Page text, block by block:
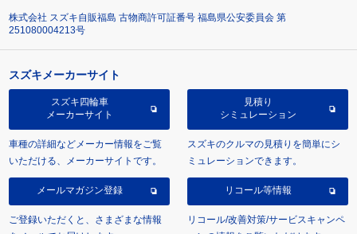
株式会社 スズキ自販福島 古物商許可証番号 福島県公安委員会 第
251080004213号
スズキメーカーサイト
スズキ四輪車
メーカーサイト
車種の詳細などメーカー情報をご覧
いただける、メーカーサイトです。
見積り
シミュレーション
スズキのクルマの見積りを簡単にシ
ミュレーションできます。
メールマガジン登録
ご登録いただくと、さまざまな情報
リコール等情報
リコール/改善対策/サービスキャンペ